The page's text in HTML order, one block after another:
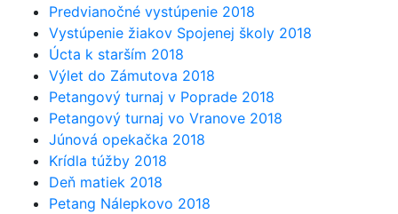
Predvianočné vystúpenie 2018
Vystúpenie žiakov Spojenej školy 2018
Úcta k starším 2018
Výlet do Zámutova 2018
Petangový turnaj v Poprade 2018
Petangový turnaj vo Vranove 2018
Júnová opekačka 2018
Krídla túžby 2018
Deň matiek 2018
Petang Nálepkovo 2018